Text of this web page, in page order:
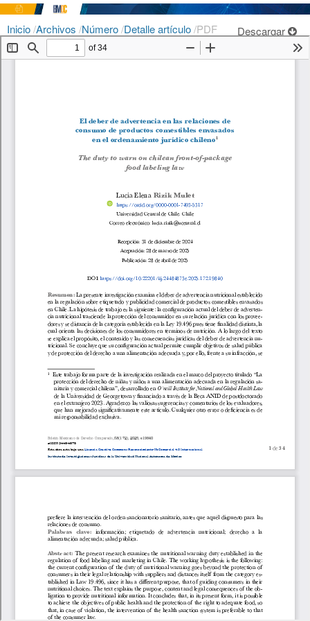
Inicio/Archivos /Número/Detalle artículo/PDF Descargar